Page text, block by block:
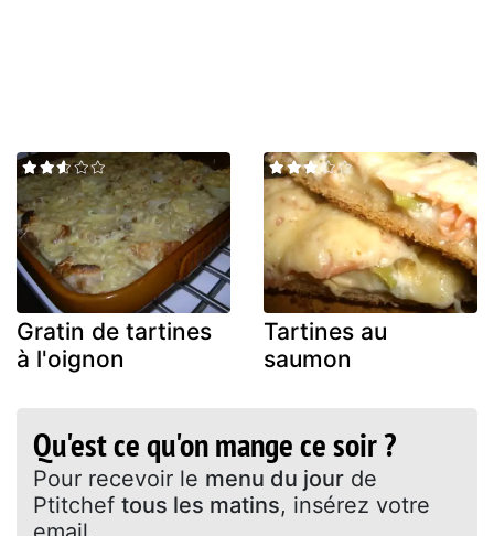
Gratin de tartines
à l'oignon
Tartines au
saumon
Qu'est ce qu'on mange ce soir ?
Pour recevoir le menu du jour de
Ptitchef tous les matins, insérez votre